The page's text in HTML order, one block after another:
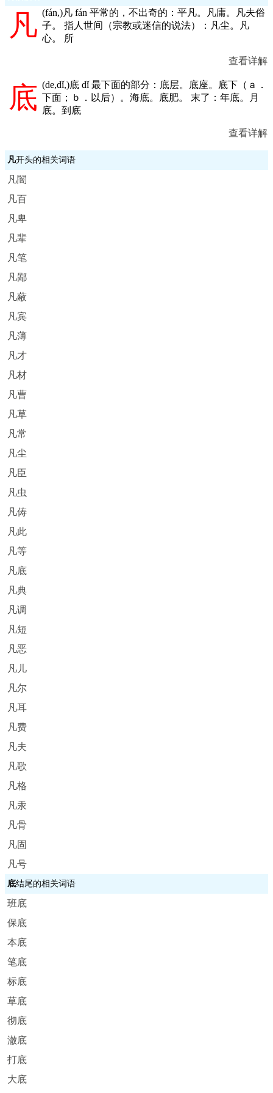
凡 (fán,)凡 fán 平常的，不出奇的：平凡。凡庸。凡夫俗
子。 指人世间（宗教或迷信的说法）：凡尘。凡
心。 所
查看详解
底 (de,dǐ,)底 dǐ 最下面的部分：底层。底座。底下（ａ．
下面；ｂ．以后）。海底。底肥。 末了：年底。月
底。到底
查看详解
凡开头的相关词语
凡闇
凡百
凡卑
凡辈
凡笔
凡鄙
凡蔽
凡宾
凡薄
凡才
凡材
凡曹
凡草
凡常
凡尘
凡臣
凡虫
凡俦
凡此
凡等
凡底
凡典
凡调
凡短
凡恶
凡儿
凡尔
凡耳
凡费
凡夫
凡歌
凡格
凡汞
凡骨
凡固
凡号
底结尾的相关词语
班底
保底
本底
笔底
标底
草底
彻底
澈底
打底
大底